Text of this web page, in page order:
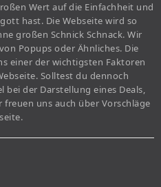
Wert auf die Einfachheit und
hast. Die Webseite wird so
großen Schnick Schnack. Wir
Popups oder Ähnliches. Die
einer der wichtigsten Faktoren
Solltest du dennoch
bei der Darstellung eines Deals,
uns auch über Vorschläge